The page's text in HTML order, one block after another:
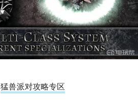
猛兽派对攻略专区